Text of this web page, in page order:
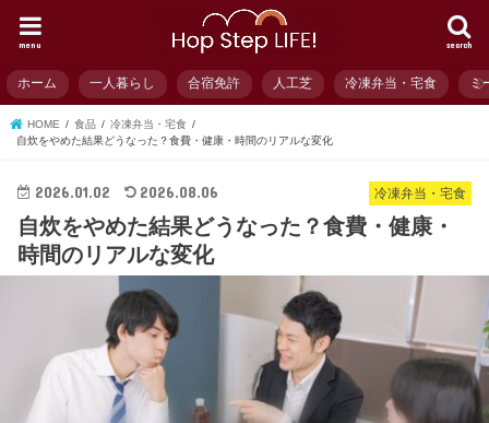
search
menu
ホーム 一人暮らし 合宿免許 人工芝 冷凍弁当・宅食 ミ
HOME 食品
冷凍弁当・宅食
自炊をやめた結果どうなった？食費・健康・時間のリアルな変化
冷凍弁当・宅食
2026.01.02 2026.08.06
自炊をやめた結果どうなった？食費・健康・
時間のリアルな変化